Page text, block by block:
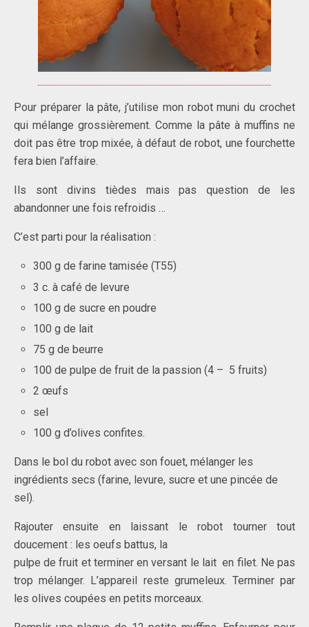
Pour préparer la pâte, j’utilise mon robot muni du crochet
qui mélange grossièrement. Comme la pâte à muffins ne
doit pas être trop mixée, à défaut de robot, une fourchette
fera bien l’affaire.
Ils sont divins tièdes mais pas question de les
abandonner une fois refroidis …
C’est parti pour la réalisation :
300 g de farine tamisée (T55)
3 c. à café de levure
100 g de sucre en poudre
100 g de lait
75 g de beurre
100 de pulpe de fruit de la passion (4 – 5 fruits)
2 œufs
sel
100 g d’olives confites.
Dans le bol du robot avec son fouet, mélanger les
ingrédients secs (farine, levure, sucre et une pincée de
sel).
Rajouter ensuite en laissant le robot tourner tout
doucement : les oeufs battus, la
pulpe de fruit et terminer en versant le lait en filet. Ne pas
trop mélanger. L’appareil reste grumeleux. Terminer par
les olives coupées en petits morceaux.